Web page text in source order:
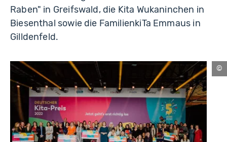
Raben" in Greifswald, die Kita Wukaninchen in
Biesenthal sowie die FamilienkiTa Emmaus in
Gilldenfeld.